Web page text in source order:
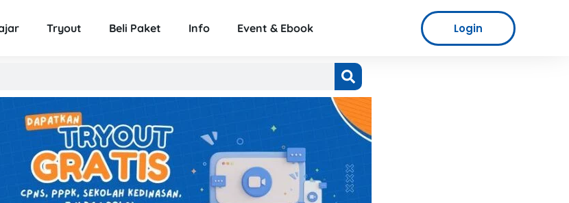
Tryout Beli Paket Info Event & Ebook Login